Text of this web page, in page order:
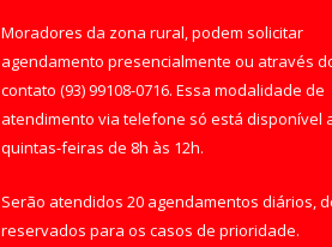
Moradores da zona rural, podem solicitar
agendamento presencialmente ou através
contato (93) 99108-0716. Essa modalidade de
atendimento via telefone só está disponível
quintas-feiras de 8h às 12h.
Serão atendidos 20 agendamentos diários,
reservados para os casos de prioridade.